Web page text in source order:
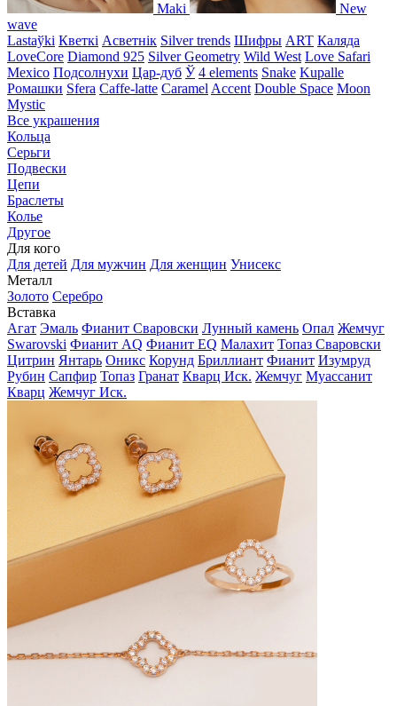
Maki
New
wave
Lastaўki Кветкі Асветнiк Silver trends Шифры ART Каляда
LoveCore Diamond 925 Silver Geometry Wild West Love Safari
Mexico Подсолнухи Цар-дуб Ў 4 elements Snake Kupalle
Ромашки Sfera Caffe-latte Caramel Accent Double Space Moon
Mystic
Все украшения
Кольца
Серьги
Подвески
Цепи
Браслеты
Колье
Другое
Для кого
Для детей Для мужчин Для женщин Унисекс
Металл
Золото Серебро
Вставка
Агат Эмаль Фианит Сваровски Лунный камень Опал Жемчуг
Swarovski Фианит AQ Фианит EQ Малахит Топаз Сваровски
Цитрин Янтарь Оникс Корунд Бриллиант Фианит Изумруд
Рубин Сапфир Топаз Гранат Кварц Иск. Жемчуг Муассанит
Кварц Жемчуг Иск.